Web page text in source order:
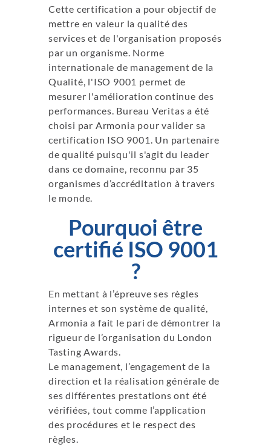
Cette certification a pour objectif de
mettre en valeur la qualité des
services et de l'organisation proposés
par un organisme. Norme
internationale de management de la
Qualité, l'ISO 9001 permet de
mesurer l'amélioration continue des
performances. Bureau Veritas a été
choisi par Armonia pour valider sa
certification ISO 9001. Un partenaire
de qualité puisqu'il s'agit du leader
dans ce domaine, reconnu par 35
organismes d’accréditation à travers
le monde.
Pourquoi être
certifié ISO 9001
?
En mettant à l’épreuve ses règles
internes et son système de qualité,
Armonia a fait le pari de démontrer la
rigueur de l’organisation du London
Tasting Awards.
Le management, l’engagement de la
direction et la réalisation générale de
ses différentes prestations ont été
vérifiées, tout comme l’application
des procédures et le respect des
règles.